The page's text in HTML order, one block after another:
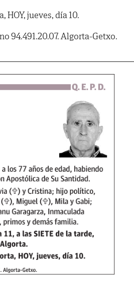
HOY, jueves, día 10.
94.491.20.07. Algorta-Getxo.